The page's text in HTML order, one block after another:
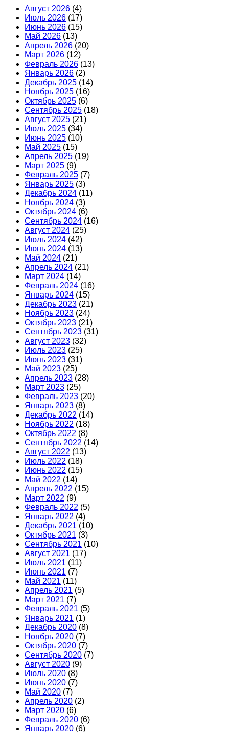
Август 2026 (4)
Июль 2026 (17)
Июнь 2026 (15)
Май 2026 (13)
Апрель 2026 (20)
Март 2026 (12)
Февраль 2026 (13)
Январь 2026 (2)
Декабрь 2025 (14)
Ноябрь 2025 (16)
Октябрь 2025 (6)
Сентябрь 2025 (18)
Август 2025 (21)
Июль 2025 (34)
Июнь 2025 (10)
Май 2025 (15)
Апрель 2025 (19)
Март 2025 (9)
Февраль 2025 (7)
Январь 2025 (3)
Декабрь 2024 (11)
Ноябрь 2024 (3)
Октябрь 2024 (6)
Сентябрь 2024 (16)
Август 2024 (25)
Июль 2024 (42)
Июнь 2024 (13)
Май 2024 (21)
Апрель 2024 (21)
Март 2024 (14)
Февраль 2024 (16)
Январь 2024 (15)
Декабрь 2023 (21)
Ноябрь 2023 (24)
Октябрь 2023 (21)
Сентябрь 2023 (31)
Август 2023 (32)
Июль 2023 (25)
Июнь 2023 (31)
Май 2023 (25)
Апрель 2023 (28)
Март 2023 (25)
Февраль 2023 (20)
Январь 2023 (8)
Декабрь 2022 (14)
Ноябрь 2022 (18)
Октябрь 2022 (8)
Сентябрь 2022 (14)
Август 2022 (13)
Июль 2022 (18)
Июнь 2022 (15)
Май 2022 (14)
Апрель 2022 (15)
Март 2022 (9)
Февраль 2022 (5)
Январь 2022 (4)
Декабрь 2021 (10)
Октябрь 2021 (3)
Сентябрь 2021 (10)
Август 2021 (17)
Июль 2021 (11)
Июнь 2021 (7)
Май 2021 (11)
Апрель 2021 (5)
Март 2021 (7)
Февраль 2021 (5)
Январь 2021 (1)
Декабрь 2020 (8)
Ноябрь 2020 (7)
Октябрь 2020 (7)
Сентябрь 2020 (7)
Август 2020 (9)
Июль 2020 (8)
Июнь 2020 (7)
Май 2020 (7)
Апрель 2020 (2)
Март 2020 (6)
Февраль 2020 (6)
Январь 2020 (6)